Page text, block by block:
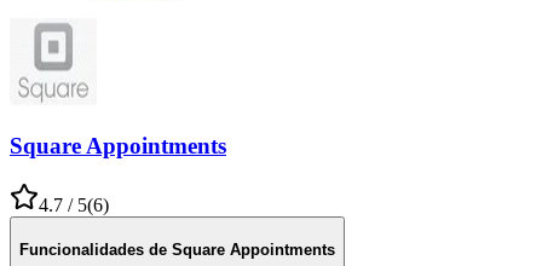
Square Appointments
4.7 / 5(6)
Funcionalidades de Square Appointments